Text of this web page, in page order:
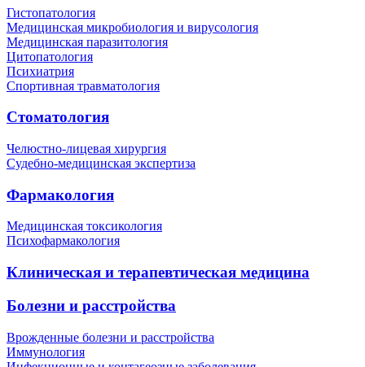
Гистопатология
Медицинская микробиология и вирусология
Медицинская паразитология
Цитопатология
Психиатрия
Спортивная травматология
Стоматология
Челюстно-лицевая хирургия
Судебно-медицинская экспертиза
Фармакология
Медицинская токсикология
Психофармакология
Клиническая и терапевтическая медицина
Болезни и расстройства
Врожденные болезни и расстройства
Иммунология